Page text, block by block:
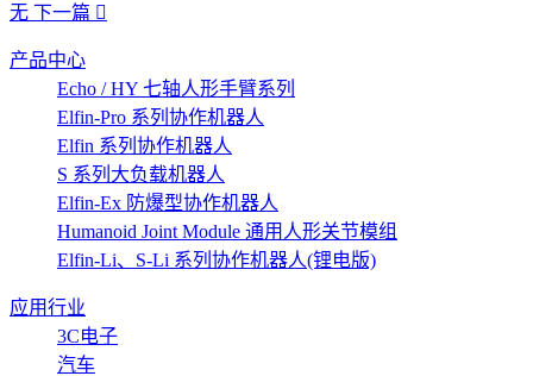
无 下一篇
产品中心
Echo / HY 七轴人形手臂系列
Elfin-Pro 系列协作机器人
Elfin 系列协作机器人
S 系列大负载机器人
Elfin-Ex 防爆型协作机器人
Humanoid Joint Module 通用人形关节模组
Elfin-Li、S-Li 系列协作机器人(锂电版)
应用行业
3C电子
汽车